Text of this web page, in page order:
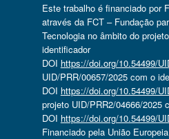
Este trabalho é financiado por
através da FCT – Fundação
Tecnologia no âmbito do
identificador
DOI https://doi.org/10.54499/
UID/PRR/00657/2025 com o
DOI https://doi.org/10.54499/
projeto UID/PRR2/04666/2025
DOI https://doi.org/10.54499/
Financiado pela União